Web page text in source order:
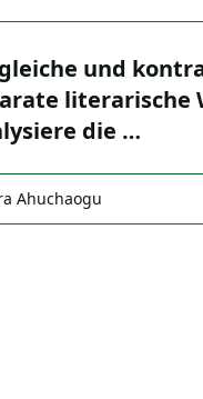
und
literarische
die …
Ahuchaogu